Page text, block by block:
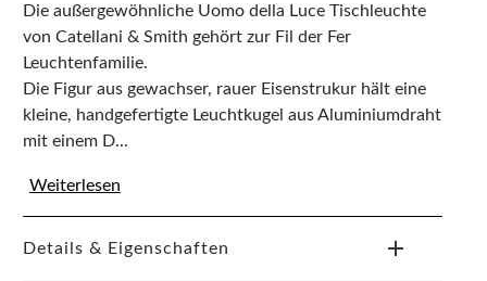
Die außergewöhnliche Uomo della Luce Tischleuchte
von Catellani & Smith gehört zur Fil der Fer
Leuchtenfamilie.
Die Figur aus gewachser, rauer Eisenstrukur hält eine
kleine, handgefertigte Leuchtkugel aus Aluminiumdraht
mit einem D...
Weiterlesen
Details & Eigenschaften